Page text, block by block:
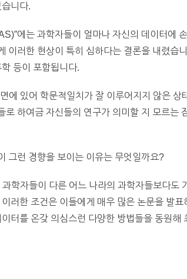
니다.
에는 과학자들이 얼마나 자신의 데이터에
이러한 현상이 특히 심하다는 결론을 내렸습
등이 포함됩니다.
에 있어 학문적일치가 잘 이루어지지 않은
로 하여금 자신들의 연구가 의미할 지 모르는
그런 경향을 보이는 이유는 무엇일까요?
학자들이 다른 어느 나라의 과학자들보다도
러한 조건은 이들에게 매우 많은 논문을 발
터를 온갖 의심스런 다양한 방법들을 동원해